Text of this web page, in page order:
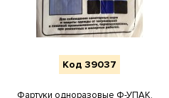
Код 39037
Фартуки одноразовые Ф-УПАК,